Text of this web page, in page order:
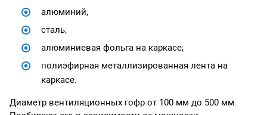
алюминий;
сталь;
алюминиевая фольга на каркасе;
полиэфирная металлизированная лента на
каркасе.
Диаметр вентиляционных гофр от 100 мм до 500 мм.